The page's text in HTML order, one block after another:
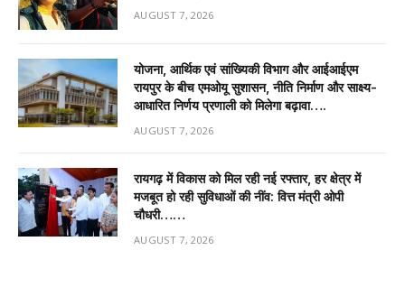
AUGUST 7, 2026
योजना, आर्थिक एवं सांख्यिकी विभाग और आईआईएम
रायपुर के बीच एमओयू सुशासन, नीति निर्माण और साक्ष्य-
आधारित निर्णय प्रणाली को मिलेगा बढ़ावा….
AUGUST 7, 2026
रायगढ़ में विकास को मिल रही नई रफ्तार, हर क्षेत्र में
मजबूत हो रही सुविधाओं की नींव: वित्त मंत्री ओपी
चौधरी……
AUGUST 7, 2026